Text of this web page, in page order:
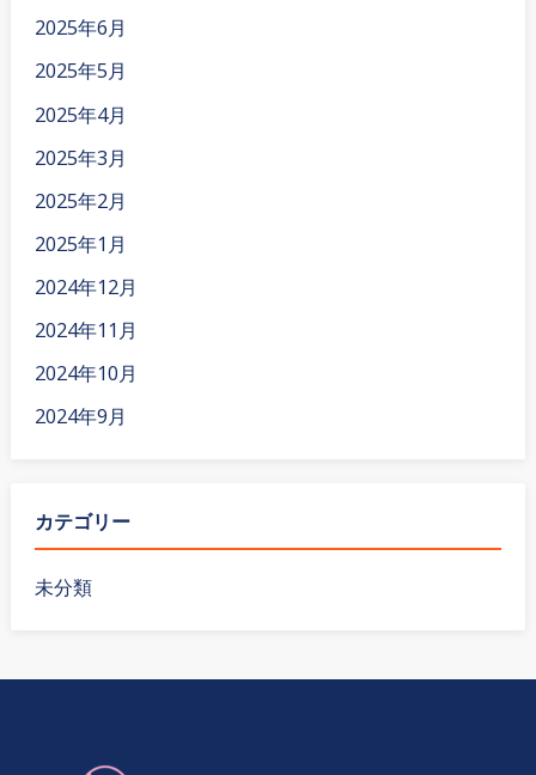
2025年6月
2025年5月
2025年4月
2025年3月
2025年2月
2025年1月
2024年12月
2024年11月
2024年10月
2024年9月
カテゴリー
未分類